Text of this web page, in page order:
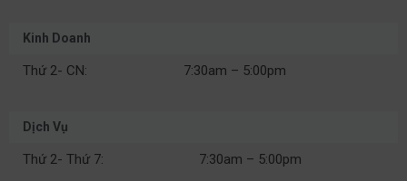
Kinh Doanh
Thứ 2- CN: 7:30am – 5:00pm
Dịch Vụ
Thứ 2- Thứ 7: 7:30am – 5:00pm